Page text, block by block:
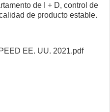
de I + D, control de
de producto estable.
EE. UU. 2021.pdf